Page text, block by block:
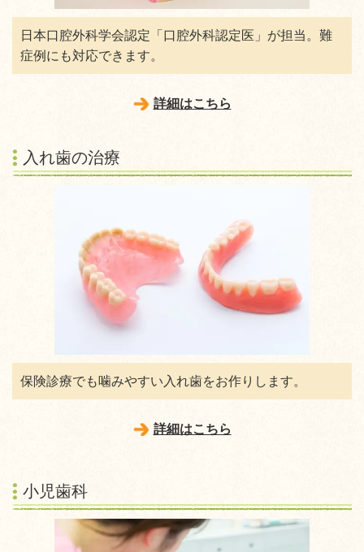
日本口腔外科学会認定「口腔外科認定医」が担当。難
症例にも対応できます。
詳細はこちら
入れ歯の治療
保険診療でも噛みやすい入れ歯をお作りします。
詳細はこちら
小児歯科